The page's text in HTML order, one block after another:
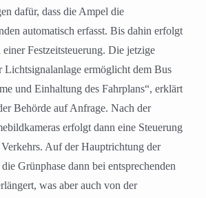
dafür, dass die Ampel die
automatisch erfasst. Bis dahin erfolgt
Festzeitsteuerung. Die jetzige
Lichtsignalanlage ermöglicht dem Bus
und Einhaltung des Fahrplans“, erklärt
Behörde auf Anfrage. Nach der
erfolgt dann eine Steuerung
Auf der Hauptrichtung der
Grünphase dann bei entsprechenden
was aber auch von der